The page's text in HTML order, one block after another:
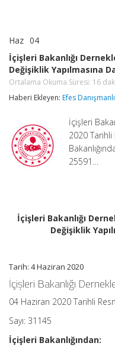
Haz 04
Dernekler
Denetçileri
Yönetmeliğinde
Yapılmasına
Yönetmelik
Ortalama
Okuma
Süresi:
16
dakika
İçişleri Bakanlığı
Değişiklik Yapılmasına
Ortalama Okuma Süresi: 16
Haberi Ekleyen: Efes
İçişleri
2020 Tarihli
25591…
İçişleri Bakanlığı
Değişiklik
Tarih: 4 Haziran 2020
İçişleri Bakanlığı
04 Haziran 2020 Tarihli
Sayı: 31145
İçişleri Bakanlığından: